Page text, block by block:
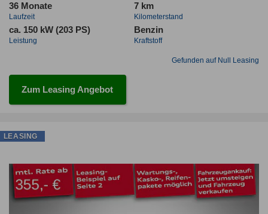
36 Monate
Laufzeit
7 km
Kilometerstand
ca. 150 kW (203 PS)
Leistung
Benzin
Kraftstoff
Gefunden auf Null Leasing
Zum Leasing Angebot
LEASING